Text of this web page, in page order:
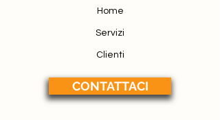
Home
Servizi
Clienti
CONTATTACI